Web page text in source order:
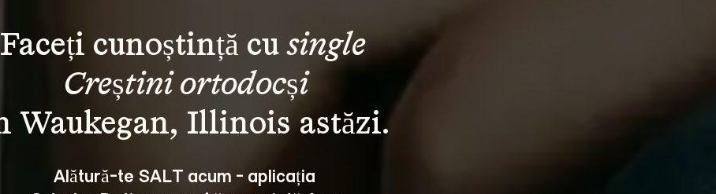
Faceți cunoștință cu single
Creștini ortodocși
Alătură-te SALT acum - aplicația